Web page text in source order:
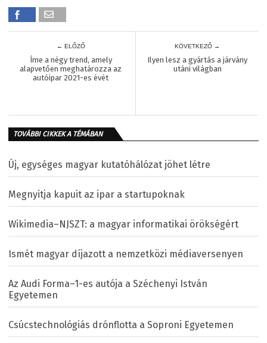
← ELŐZŐ
Íme a négy trend, amely
alapvetően meghatározza az
autóipar 2021-es évét
KÖVETKEZŐ →
Ilyen lesz a gyártás a járvány
utáni világban
TOVÁBBI CIKKEK A TÉMÁBAN
Új, egységes magyar kutatóhálózat jöhet létre
Megnyitja kapuit az ipar a startupoknak
Wikimedia–NJSZT: a magyar informatikai örökségért
Ismét magyar díjazott a nemzetközi médiaversenyen
Az Audi Forma–1-es autója a Széchenyi István
Egyetemen
Csúcstechnológiás drónflotta a Soproni Egyetemen